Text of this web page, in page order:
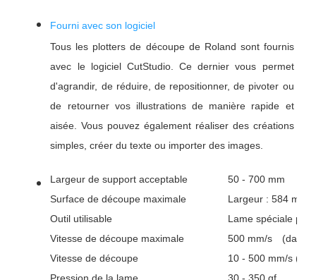
Fourni avec son logiciel
Tous les plotters de découpe de Roland sont fournis
avec le logiciel CutStudio. Ce dernier vous permet
d'agrandir, de réduire, de repositionner, de pivoter ou
de retourner vos illustrations de manière rapide et
aisée. Vous pouvez également réaliser des créations
simples, créer du texte ou importer des images.
Largeur de support acceptable
50 - 700 mm
Surface de découpe maximale
Largeur : 584 mm
Outil utilisable
Lame spéciale
Vitesse de découpe maximale
500 mm/s (dans
Vitesse de découpe
10 - 500 mm/s